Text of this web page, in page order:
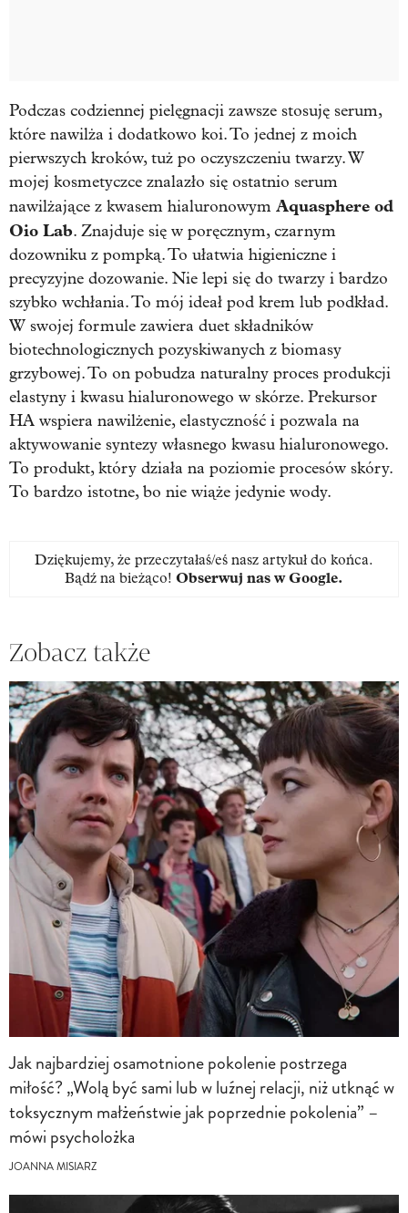
Podczas codziennej pielęgnacji zawsze stosuję serum,
które nawilża i dodatkowo koi. To jednej z moich
pierwszych kroków, tuż po oczyszczeniu twarzy. W
mojej kosmetyczce znalazło się ostatnio serum
nawilżające z kwasem hialuronowym Aquasphere od
Oio Lab. Znajduje się w poręcznym, czarnym
dozowniku z pompką. To ułatwia higieniczne i
precyzyjne dozowanie. Nie lepi się do twarzy i bardzo
szybko wchłania. To mój ideał pod krem lub podkład.
W swojej formule zawiera duet składników
biotechnologicznych pozyskiwanych z biomasy
grzybowej. To on pobudza naturalny proces produkcji
elastyny i kwasu hialuronowego w skórze. Prekursor
HA wspiera nawilżenie, elastyczność i pozwala na
aktywowanie syntezy własnego kwasu hialuronowego.
To produkt, który działa na poziomie procesów skóry.
To bardzo istotne, bo nie wiąże jedynie wody.
Dziękujemy, że przeczytałaś/eś nasz artykuł do końca.
Bądź na bieżąco! Obserwuj nas w Google.
Zobacz także
Jak najbardziej osamotnione pokolenie postrzega
miłość? „Wolą być sami lub w luźnej relacji, niż utknąć w
toksycznym małżeństwie jak poprzednie pokolenia” –
mówi psycholożka
JOANNA MISIARZ